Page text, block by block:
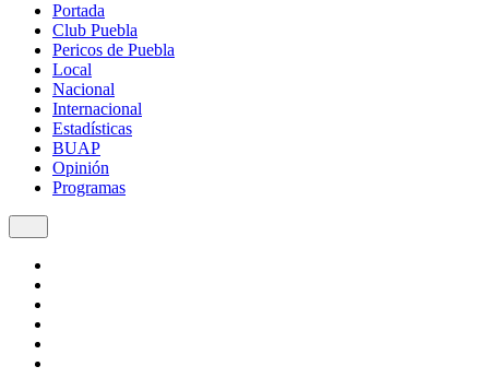
Portada
Club Puebla
Pericos de Puebla
Local
Nacional
Internacional
Estadísticas
BUAP
Opinión
Programas